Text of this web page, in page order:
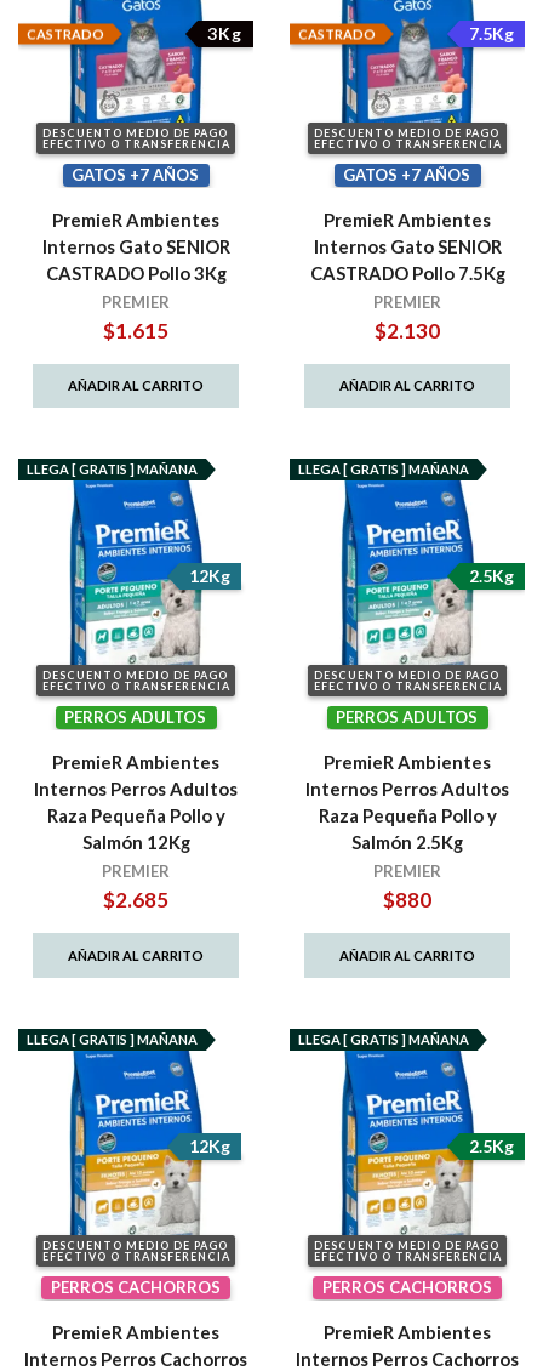
DESCUENTO MEDIO DE PAGO
EFECTIVO O TRANSFERENCIA
CASTRADO 3Kg
GATOS +7 AÑOS
PremieR Ambientes
Internos Gato SENIOR
CASTRADO Pollo 3Kg
PREMIER
$1.615
AÑADIR AL CARRITO
DESCUENTO MEDIO DE PAGO
EFECTIVO O TRANSFERENCIA
CASTRADO 7.5Kg
GATOS +7 AÑOS
PremieR Ambientes
Internos Gato SENIOR
CASTRADO Pollo 7.5Kg
PREMIER
$2.130
AÑADIR AL CARRITO
DESCUENTO MEDIO DE PAGO
EFECTIVO O TRANSFERENCIA
12Kg
LLEGA [ GRATIS ] MAÑANA
PERROS ADULTOS
PremieR Ambientes
Internos Perros Adultos
Raza Pequeña Pollo y
Salmón 12Kg
PREMIER
$2.685
AÑADIR AL CARRITO
DESCUENTO MEDIO DE PAGO
EFECTIVO O TRANSFERENCIA
2.5Kg
LLEGA [ GRATIS ] MAÑANA
PERROS ADULTOS
PremieR Ambientes
Internos Perros Adultos
Raza Pequeña Pollo y
Salmón 2.5Kg
PREMIER
$880
AÑADIR AL CARRITO
DESCUENTO MEDIO DE PAGO
EFECTIVO O TRANSFERENCIA
12Kg
LLEGA [ GRATIS ] MAÑANA
PERROS CACHORROS
PremieR Ambientes
Internos Perros Cachorros
DESCUENTO MEDIO DE PAGO
EFECTIVO O TRANSFERENCIA
2.5Kg
LLEGA [ GRATIS ] MAÑANA
PERROS CACHORROS
PremieR Ambientes
Internos Perros Cachorros